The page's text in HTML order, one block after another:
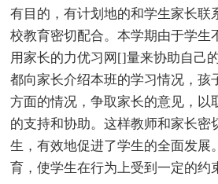
有目的，有计划地的和学生家长联
校教育密切配合。本学期由于学生
用家长的力优习网[]量来协助自己
都向家长介绍本班的学习情况，孩
方面的情况，争取家长的意见，以
的支持和协助。这样教师和家长密
生，有效地促进了学生的全面发展
育，使学生在行为上受到一定的约